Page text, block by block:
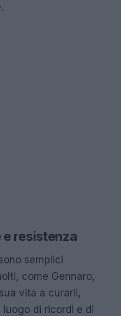
resistenza
semplici
come Gennaro,
vita a curarli,
di ricordi e di